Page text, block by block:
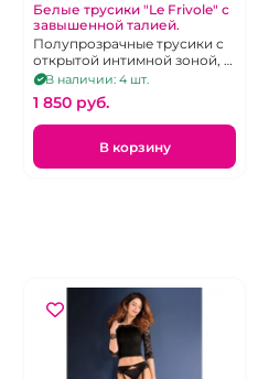
Белые трусики "Le Frivole" с
завышенной талией.
Полупрозрачные трусики с
открытой интимной зоной, р.
42-44
В наличии: 4 шт.
1 850 pуб.
В корзину